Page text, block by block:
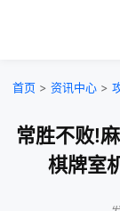
首页 > 资讯中心 >
常胜不败!
棋牌室